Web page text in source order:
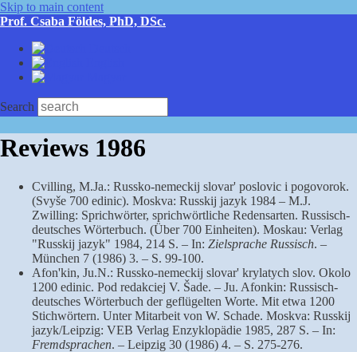
Skip to main content
Prof. Csaba Földes, PhD, DSc.
Search
Reviews 1986
Cvilling, M.Ja.: Russko-nemeckij slovar' poslovic i pogovorok.
(Svyše 700 edinic). Moskva: Russkij jazyk 1984 – M.J.
Zwilling: Sprichwörter, sprichwörtliche Redensarten. Russisch-
deutsches Wörterbuch. (Über 700 Einheiten). Moskau: Verlag
"Russkij jazyk" 1984, 214 S. – In: Zielsprache Russisch. –
München 7 (1986) 3. – S. 99-100.
Afon'kin, Ju.N.: Russko-nemeckij slovar' krylatych slov. Okolo
1200 edinic. Pod redakciej V. Šade. – Ju. Afonkin: Russisch-
deutsches Wörterbuch der geflügelten Worte. Mit etwa 1200
Stichwörtern. Unter Mitarbeit von W. Schade. Moskva: Russkij
jazyk/Leipzig: VEB Verlag Enzyklopädie 1985, 287 S. – In:
Fremdsprachen. – Leipzig 30 (1986) 4. – S. 275-276.